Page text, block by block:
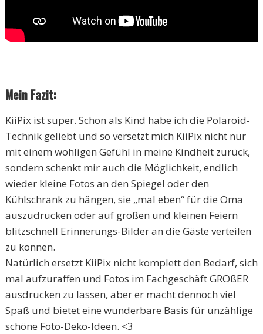
Mein Fazit:
KiiPix ist super. Schon als Kind habe ich die Polaroid-
Technik geliebt und so versetzt mich KiiPix nicht nur
mit einem wohligen Gefühl in meine Kindheit zurück,
sondern schenkt mir auch die Möglichkeit, endlich
wieder kleine Fotos an den Spiegel oder den
Kühlschrank zu hängen, sie „mal eben“ für die Oma
auszudrucken oder auf großen und kleinen Feiern
blitzschnell Erinnerungs-Bilder an die Gäste verteilen
zu können.
Natürlich ersetzt KiiPix nicht komplett den Bedarf, sich
mal aufzuraffen und Fotos im Fachgeschäft GRÖßER
ausdrucken zu lassen, aber er macht dennoch viel
Spaß und bietet eine wunderbare Basis für unzählige
schöne Foto-Deko-Ideen. <3